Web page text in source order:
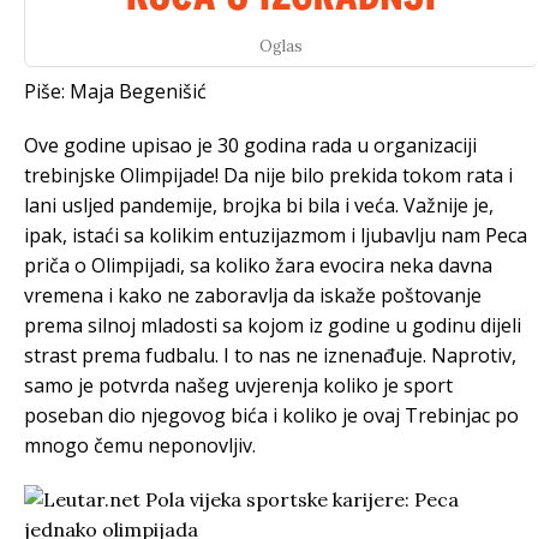
Oglas
Piše: Maja Begenišić
Ove godine upisao je 30 godina rada u organizaciji
trebinjske Olimpijade! Da nije bilo prekida tokom rata i
lani usljed pandemije, brojka bi bila i veća. Važnije je,
ipak, istaći sa kolikim entuzijazmom i ljubavlju nam Peca
priča o Olimpijadi, sa koliko žara evocira neka davna
vremena i kako ne zaboravlja da iskaže poštovanje
prema silnoj mladosti sa kojom iz godine u godinu dijeli
strast prema fudbalu. I to nas ne iznenađuje. Naprotiv,
samo je potvrda našeg uvjerenja koliko je sport
poseban dio njegovog bića i koliko je ovaj Trebinjac po
mnogo čemu neponovljiv.